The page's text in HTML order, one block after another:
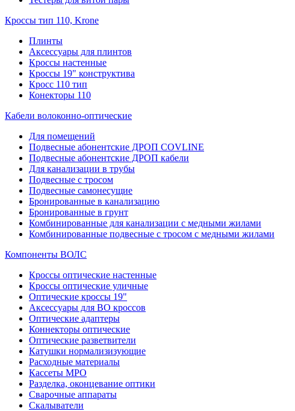
Кроссы тип 110, Krone
Плинты
Аксессуары для плинтов
Кроссы настенные
Кроссы 19" конструктива
Кросс 110 тип
Конекторы 110
Кабели волоконно-оптические
Для помещений
Подвесные абонентские ДРОП COVLINE
Подвесные абонентские ДРОП кабели
Для канализации в трубы
Подвесные с тросом
Подвесные самонесущие
Бронированные в канализацию
Бронированные в грунт
Комбинированные для канализации с медными жилами
Комбинированные подвесные с тросом с медными жилами
Компоненты ВОЛС
Кроссы оптические настенные
Кроссы оптические уличные
Оптические кроссы 19"
Аксессуары для ВО кроссов
Оптические адаптеры
Коннекторы оптические
Оптические разветвители
Катушки нормализизующие
Расходные материалы
Кассеты MPO
Разделка, оконцевание оптики
Сварочные аппараты
Скалыватели